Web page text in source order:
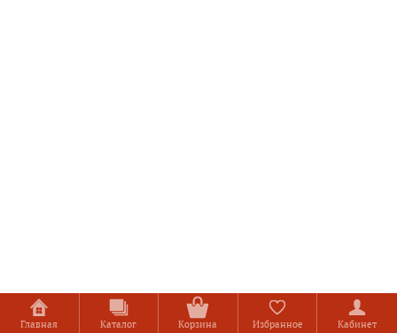
Главная Каталог Корзина Избранное Кабинет